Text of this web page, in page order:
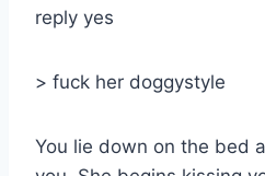
reply yes
> fuck her doggystyle
You lie down on the bed